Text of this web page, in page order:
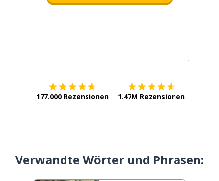
177.000 Rezensionen 1.47M Rezensionen
Verwandte Wörter und Phrasen: